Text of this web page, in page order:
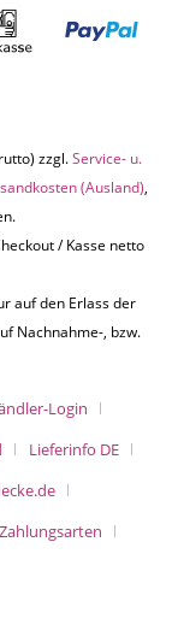
zzgl.Service- u.
(Ausland),
/ Kasse netto
auf den Erlass der
Nachnahme-, bzw.
Login
Lieferinfo DE
Zahlungsarten